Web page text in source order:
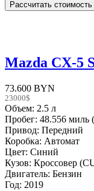
Mazda CX-5
73.600 BYN
23000$
Объем: 2.5 л
Пробег: 48.556 миль
Привод: Передний
Коробка: Автомат
Цвет: Синий
Кузов: Кроссовер
Двигатель: Бензин
Год: 2019